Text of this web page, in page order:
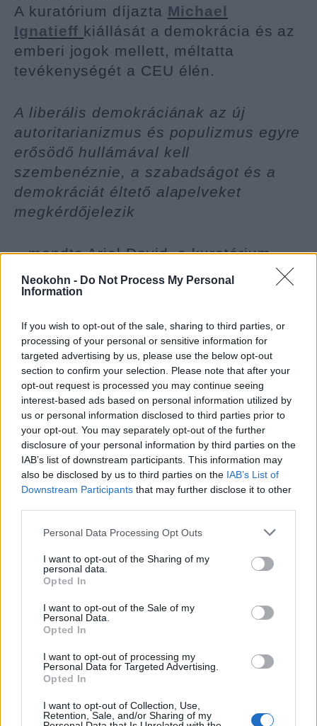
Neokohn - Do Not Process My Personal
Information
If you wish to opt-out of the sale, sharing to third parties, or
processing of your personal or sensitive information for
targeted advertising by us, please use the below opt-out
section to confirm your selection. Please note that after your
opt-out request is processed you may continue seeing
interest-based ads based on personal information utilized by
us or personal information disclosed to third parties prior to
your opt-out. You may separately opt-out of the further
disclosure of your personal information by third parties on the
IAB’s list of downstream participants. This information may
also be disclosed by us to third parties on the IAB’s List of
Downstream Participants that may further disclose it to other
Please note that this website/app uses one or more Google
not limited to your visit or usage behaviour. You may click to
grant or deny consent to Google and its third-party tags to
use your data for below specified purposes in below Google
consent section.
Personal Data Processing Opt Outs
I want to opt-out of the Sharing of my
personal data.
Opted In
I want to opt-out of the Sale of my
Personal Data.
Opted In
I want to opt-out of processing my
Personal Data for Targeted Advertising.
Opted In
I want to opt-out of Collection, Use,
Retention, Sale, and/or Sharing of my
A kuratórium díjazta Michael
Ignatieff kiállását a demokrácia és az
emberi jogok mellett, méltatta
tevékenységét a CEU élén.
A liberális demokráciának az új
autoritarianizmus és populizmus egyre
erősödő hullámával kell
szembenéznie, a szabadságot és a
demokráciát éltető alapelveket
megkérdőjelezik
– mondta Ariel David, a kuratórium
tagja, az alapító fia, aki szerint az
akadémiai és a sajtószabadság a
hogy
a média és az egyetemek gyakran a
hatalomra jutott populista és autoriter
rezsimek elsőszámú célpontjai.
Idén Dan David-díjat kap még két
történész, az indiai Sanjay
Subrahmanyam és az
amerikaiKenneth Pomeranz, illetve a
klímaváltozás megállításáért
küzdőChristiana Figuresis. A díjakat
a Tel Aviv-i Egyetem vezetősége adja
Wallenstein Róbert összes cikkét elolvashatja